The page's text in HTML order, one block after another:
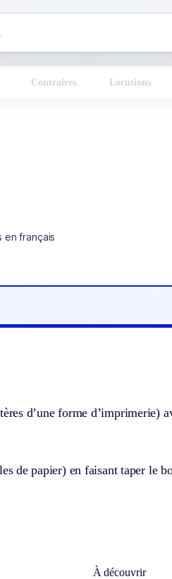
Contraires Locutions
en français
d’une forme d’imprimerie)
de papier) en faisant taper le
À découvrir